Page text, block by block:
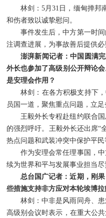
林剑：5月31日，缅甸掸邦
和伤者致以诚挚慰问。
事件发生后，中方第一时
注调查进展，为事故善后提供必
澎湃新闻记者：中国圆满
外长也参加了高级别公开辩论
是安理会作用？
林剑：在各方积极支持下
员国一道，聚焦重点问题，立
王毅外长专程赴纽约联合
的强烈呼吁。王毅外长还出席“
热点问题和武装冲突中保护平
作为安理会常任理事国，
续为世界和平与发展事业担当尽
总台国广记者：近期，刚
些措施支持非方应对本轮埃博拉
林剑：中非是风雨同舟、
高级别会议时表示，在重大公